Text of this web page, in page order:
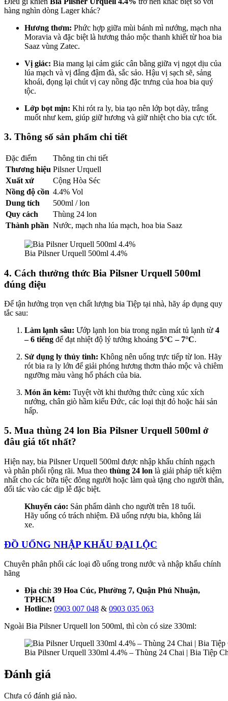
hàng nghìn dòng Lager khác?
Hương thơm: Phức hợp giữa mùi bánh mì nướng, mạch nha
Moravia và đặc biệt là hương thảo mộc thanh khiết từ hoa bia
Saaz vùng Zatec.
Vị giác: Bia mang lại cảm giác cân bằng giữa vị ngọt dịu của
lúa mạch và vị đắng đậm đà, sắc sảo. Hậu vị sạch sẽ, sảng
khoái, đọng lại chút vị cay nồng đặc trưng của hoa bia quý
tộc.
Lớp bọt mịn: Khi rót ra ly, bia tạo nên lớp bọt dày, trắng
muốt như kem, giúp giữ hương và giữ nhiệt cho bia cực tốt.
3. Thông số sản phẩm chi tiết
Đặc điểm
Thông tin chi tiết
Thương hiệu Pilsner Urquell
Xuất xứ
Cộng Hòa Séc
Nồng độ cồn 4.4% Vol
Dung tích
500ml / lon
Quy cách
Thùng 24 lon
Thành phần Nước, mạch nha lúa mạch, hoa bia Saaz
Bia Pilsner Urquell 500ml 4.4%
4. Cách thưởng thức Bia Pilsner Urquell 500ml
đúng điệu
Để tận hưởng trọn vẹn chất lượng bia Tiệp tại nhà, hãy áp dụng quy
tắc sau:
Làm lạnh sâu: Ướp lạnh lon bia trong ngăn mát tủ lạnh từ 4
– 6 tiếng để đạt nhiệt độ lý tưởng khoảng 5°C – 7°C.
Sử dụng ly thủy tinh: Không nên uống trực tiếp từ lon. Hãy
rót bia ra ly lớn để giải phóng hương thơm thảo mộc và chiêm
ngưỡng màu vàng hổ phách của bia.
Món ăn kèm: Tuyệt vời khi thưởng thức cùng xúc xích
nướng, chân giò hầm kiểu Đức, các loại thịt đỏ hoặc hải sản
hấp.
5. Mua thùng 24 lon Bia Pilsner Urquell 500ml ở
đâu giá tốt nhất?
Hiện nay, bia Pilsner Urquell 500ml được nhập khẩu chính ngạch
và phân phối rộng rãi. Mua theo thùng 24 lon là giải pháp tiết kiệm
nhất cho các bữa tiệc đông người hoặc làm quà tặng cho người thân,
đối tác vào các dịp lễ đặc biệt.
Khuyến cáo: Sản phẩm dành cho người trên 18 tuổi.
Hãy uống có trách nhiệm. Đã uống rượu bia, không lái
xe.
ĐỒ UỐNG NHẬP KHẨU ĐẠI LỘC
Chuyên phân phối các loại đồ uống trong nước và nhập khẩu chính
hãng
Địa chỉ: 39 Hoa Cúc, Phường 7, Quận Phú Nhuận,
TPHCM
Hotline: 0903 007 048 & 0903 035 063
Ngoài Bia Pilsner Urquell lon 500ml, thì còn có size 330ml:
Bia Pilsner Urquell 330ml 4.4% – Thùng 24 Chai | Bia Tiệp
Đánh giá
Chưa có đánh giá nào.